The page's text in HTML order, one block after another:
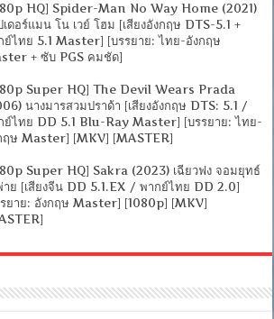
HQ] Spider-Man No Way Home (2021)
เดอร์แมน โน เวย์ โฮม [เสียงอังกฤษ DTS-5.1 +
ย์ไทย 5.1 Master] [บรรยาย: ไทย-อังกฤษ
+ ซับ PGS คมชัด]
Super HQ] The Devil Wears Prada
นางมารสวมปราด้า [เสียงอังกฤษ DTS: 5.1 /
ย์ไทย DD 5.1 Blu-Ray Master] [บรรยาย: ไทย-
ฤษ Master] [MKV] [MASTER]
Super HQ] Sakra (2023) เฉียวฟง จอมยุทธ์
าย [เสียงจีน DD 5.1.EX / พากย์ไทย DD 2.0]
ยาย: อังกฤษ Master] [1080p] [MKV]